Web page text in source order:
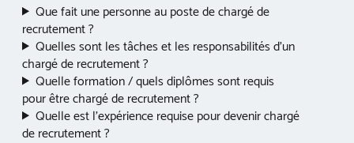
Que fait une personne au poste de chargé de
recrutement ?
Quelles sont les tâches et les responsabilités d’un
chargé de recrutement ?
Quelle formation / quels diplômes sont requis
pour être chargé de recrutement ?
Quelle est l’expérience requise pour devenir chargé
de recrutement ?